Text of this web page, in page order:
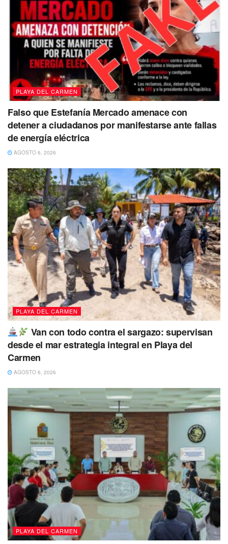
PLAYA DEL CARMEN
Falso que Estefanía Mercado amenace con
detener a ciudadanos por manifestarse ante fallas
de energía eléctrica
AGOSTO 6, 2026
PLAYA DEL CARMEN
Van con todo contra el sargazo: supervisan
desde el mar estrategia integral en Playa del
Carmen
AGOSTO 6, 2026
PLAYA DEL CARMEN